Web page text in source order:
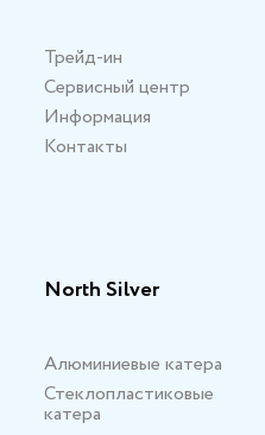
Трейд-ин
Сервисный центр
Информация
Контакты
North Silver
Алюминиевые катера
Стеклопластиковые
катера